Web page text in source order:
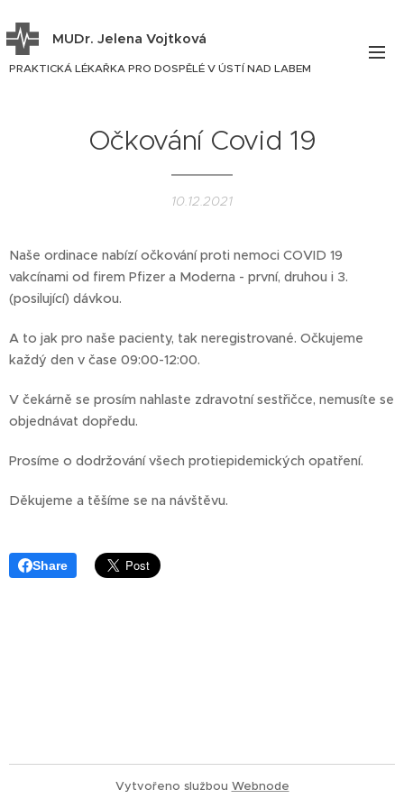
MUDr. Jelena Vojtková
PRAKTICKÁ LÉKAŘKA PRO DOSPĚLÉ V ÚSTÍ NAD LABEM
Očkování Covid 19
10.12.2021
Naše ordinace nabízí očkování proti nemoci COVID 19
vakcínami od firem Pfizer a Moderna - první, druhou i 3.
(posilující) dávkou.
A to jak pro naše pacienty, tak neregistrované. Očkujeme
každý den v čase 09:00-12:00.
V čekárně se prosím nahlaste zdravotní sestřičce, nemusíte se
objednávat dopředu.
Prosíme o dodržování všech protiepidemických opatření.
Děkujeme a těšíme se na návštěvu.
Share
Vytvořeno službou Webnode